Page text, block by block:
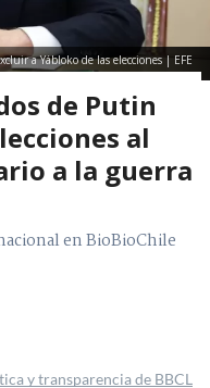
a Yábloko de las elecciones | EFE
de Putin
al
a la guerra
en BioBioChile
y transparencia de BBCL